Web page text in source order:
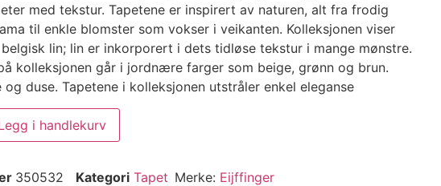
med tekstur. Tapetene er inspirert av naturen, alt fra frodig
til enkle blomster som vokser i veikanten. Kolleksjonen viser
lin; lin er inkorporert i dets tidløse tekstur i mange mønstre.
kolleksjonen går i jordnære farger som beige, grønn og brun.
og duse. Tapetene i kolleksjonen utstråler enkel eleganse
i handlekurv
350532 Kategori Tapet Merke: Eijffinger